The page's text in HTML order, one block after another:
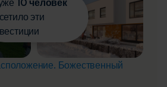
эти
Божественный